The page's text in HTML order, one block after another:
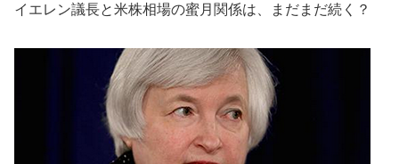
イエレン議長と米株相場の蜜月関係は、まだまだ続く？